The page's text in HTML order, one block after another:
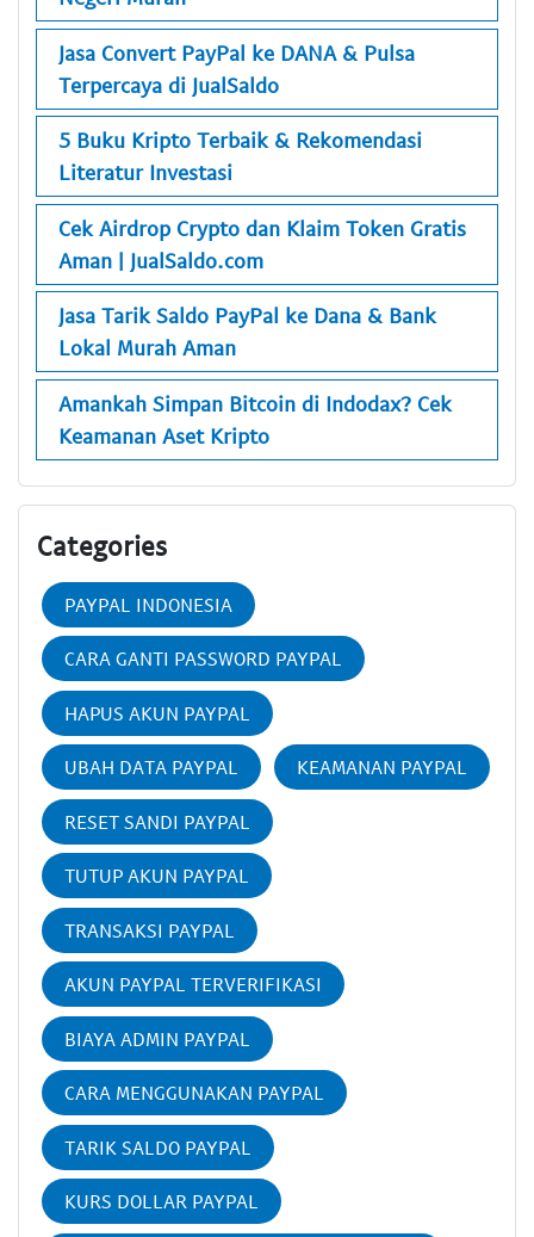
Jasa Convert PayPal ke DANA & Pulsa
Terpercaya di JualSaldo
5 Buku Kripto Terbaik & Rekomendasi
Literatur Investasi
Cek Airdrop Crypto dan Klaim Token Gratis
Aman | JualSaldo.com
Jasa Tarik Saldo PayPal ke Dana & Bank
Lokal Murah Aman
Amankah Simpan Bitcoin di Indodax? Cek
Keamanan Aset Kripto
Categories
PAYPAL INDONESIA
CARA GANTI PASSWORD PAYPAL
HAPUS AKUN PAYPAL
UBAH DATA PAYPAL KEAMANAN PAYPAL
RESET SANDI PAYPAL
TUTUP AKUN PAYPAL
TRANSAKSI PAYPAL
AKUN PAYPAL TERVERIFIKASI
BIAYA ADMIN PAYPAL
CARA MENGGUNAKAN PAYPAL
TARIK SALDO PAYPAL
KURS DOLLAR PAYPAL